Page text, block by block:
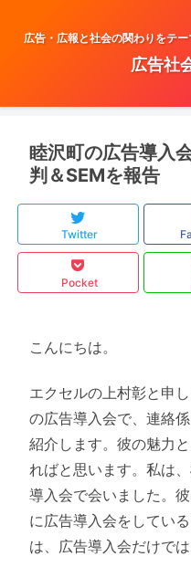
広告・広報と社会の関わりをテ
広告社
睦沢町の広告導入
判＆SEMを報告
Twitter
Pocket
こんにちは。
エクセルの上村彰と申
の広告導入会で、連絡
紹介します。彼の魅力
ればと思います。私は
導入会で会いました。
に広告導入会をしてい
は、広告導入会だけでは